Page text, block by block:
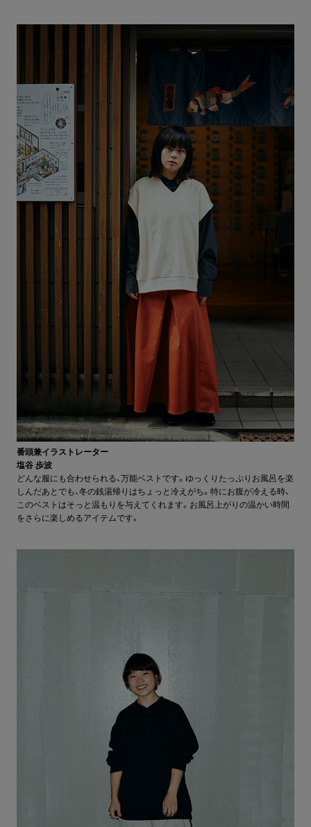
番頭兼イラストレーター
塩谷 歩波
どんな服にも合わせられる、万能ベストです。ゆっくりたっぷりお風呂を楽
しんだあとでも、冬の銭湯帰りはちょっと冷えがち。特にお腹が冷える時、
このベストはそっと温もりを与えてくれます。お風呂上がりの温かい時間
をさらに楽しめるアイテムです。